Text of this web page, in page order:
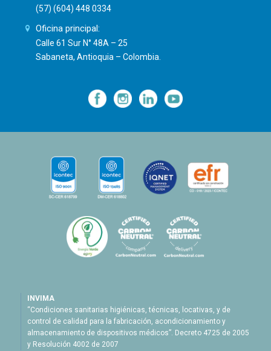
(57) (604) 448 0334
Oficina principal:
Calle 61 Sur N° 48A – 25
Sabaneta, Antioquia – Colombia.
— — —
INVIMA
“Condiciones sanitarias higiénicas, técnicas, locativas, y de
control de calidad para la fabricación, acondicionamiento y
almacenamiento de dispositivos médicos”. Decreto 4725 de 2005
y Resolución 4002 de 2007